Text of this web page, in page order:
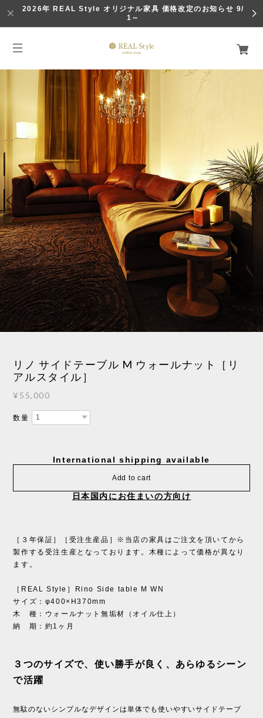
2026年 REAL Style オリジナル家具 価格改定のお知らせ 9/
1～
/
リノ サイドテーブル M ウォールナット［リ
アルスタイル］
¥55,000
数量
International shipping available
Add to cart
日本国内にお住まいの方向け
［３年保証］［受注生産品］※当店の家具はご注文を頂いてから
製作する受注生産となっております。木種によって価格が異なり
ます。
［REAL Style］Rino Side table M WN
サイズ：φ400×H370mm
木 種：ウォールナット無垢材（オイル仕上）
納 期：約1ヶ月
３つのサイズで、使い勝手が良く、あらゆるシーン
で活躍
無駄のないシンプルなデザインは単体でも使いやすいサイドテーブ